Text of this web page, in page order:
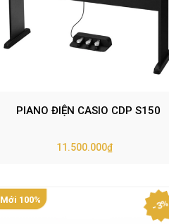
PIANO ĐIỆN CASIO CDP S150
11.500.000₫
- 3%
Mới 100%